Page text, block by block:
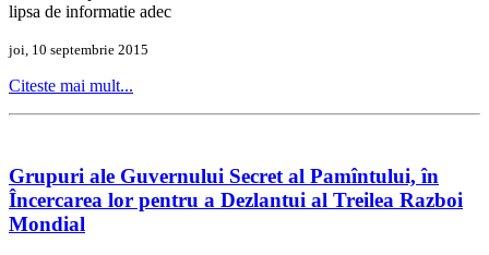
lipsa de informatie adec
joi, 10 septembrie 2015
Citeste mai mult...
Grupuri ale Guvernului Secret al Pamîntului, în
Încercarea lor pentru a Dezlantui al Treilea Razboi
Mondial